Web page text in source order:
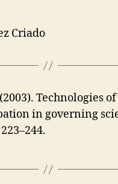
Criado
Technologies
in governing